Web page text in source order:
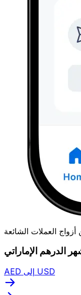
AED إلى USD